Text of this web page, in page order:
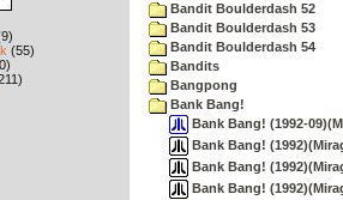
(55)
Bandit Boulderdash 52
Bandit Boulderdash 53
Bandit Boulderdash 54
Bandits
Bangpong
Bank Bang!
Bank Bang! (1992-
Bank Bang!
Bank Bang!
Bank Bang!